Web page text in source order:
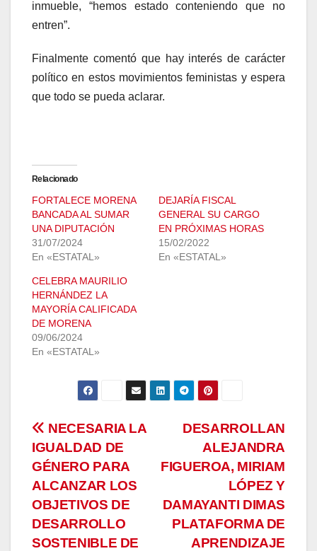
inmueble, “hemos estado conteniendo que no
entren”.
Finalmente comentó que hay interés de carácter
político en estos movimientos feministas y espera
que todo se pueda aclarar.
Relacionado
FORTALECE MORENA
BANCADA AL SUMAR
UNA DIPUTACIÓN
31/07/2024
En «ESTATAL»
DEJARÍA FISCAL
GENERAL SU CARGO
EN PRÓXIMAS HORAS
15/02/2022
En «ESTATAL»
CELEBRA MAURILIO
HERNÁNDEZ LA
MAYORÍA CALIFICADA
DE MORENA
09/06/2024
En «ESTATAL»
Navegación
de
entradas
DESARROLLAN
ALEJANDRA
FIGUEROA, MIRIAM
LÓPEZ Y
DAMAYANTI DIMAS
PLATAFORMA DE
APRENDIZAJE
NECESARIA LA
IGUALDAD DE
GÉNERO PARA
ALCANZAR LOS
OBJETIVOS DE
DESARROLLO
SOSTENIBLE DE